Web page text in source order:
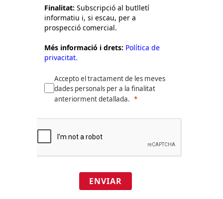
Finalitat: Subscripció al butlletí
informatiu i, si escau, per a
prospecció comercial.
Més informació i drets: Política de
privacitat.
Accepto el tractament de les meves
dades personals per a la finalitat
anteriorment detallada.
ENVIAR